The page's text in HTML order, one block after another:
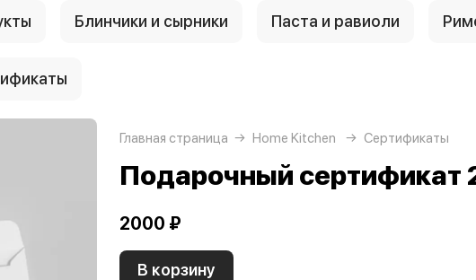
Блинчики и сырники Паста и равиоли
Главная страница Home Kitchen Сертификаты
Подарочный сертификат
2000 ₽
В корзину